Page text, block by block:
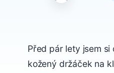
Před pár lety jsem si
kožený držáček na